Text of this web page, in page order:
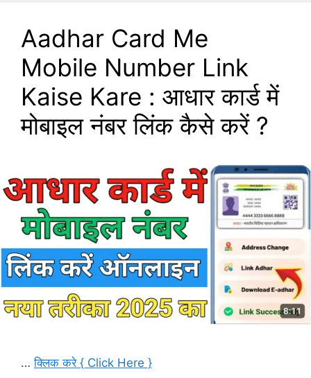
Aadhar Card Me
Mobile Number Link
Kaise Kare : आधार कार्ड में
मोबाइल नंबर लिंक कैसे करें ?
…क्लिक करे { Click Here }